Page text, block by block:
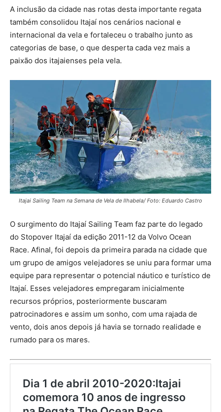
A inclusão da cidade nas rotas desta importante regata
também consolidou Itajaí nos cenários nacional e
internacional da vela e fortaleceu o trabalho junto as
categorias de base, o que desperta cada vez mais a
paixão dos itajaienses pela vela.
Itajai Sailing Team na Semana de Vela de Ilhabela/ Foto: Eduardo Castro
O surgimento do Itajaí Sailing Team faz parte do legado
do Stopover Itajaí da edição 2011-12 da Volvo Ocean
Race. Afinal, foi depois da primeira parada na cidade que
um grupo de amigos velejadores se uniu para formar uma
equipe para representar o potencial náutico e turístico de
Itajaí. Esses velejadores empregaram inicialmente
recursos próprios, posteriormente buscaram
patrocinadores e assim um sonho, com uma rajada de
vento, dois anos depois já havia se tornado realidade e
rumado para os mares.